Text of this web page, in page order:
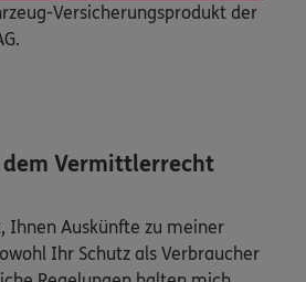
Versicherungsprodukt der
Vermittlerrecht
Ihnen Auskünfte zu meiner
Ihr Schutz als Verbraucher